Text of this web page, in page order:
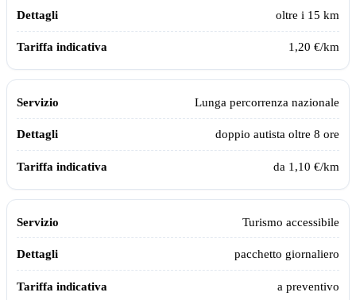
oltre i 15 km
1,20 €/km
Lunga percorrenza nazionale
doppio autista oltre 8 ore
da 1,10 €/km
Turismo accessibile
pacchetto giornaliero
a preventivo